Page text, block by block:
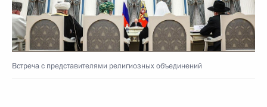
Встреча с представителями религиозных объединений